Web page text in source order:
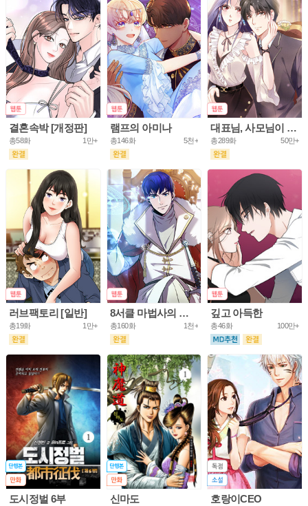
결혼속박 [개정판]
총58화 1만+
램프의 아미나
총146화 5천+
대표님, 사모님이 도망가요
총289화 50만+
러브팩토리 [일반]
총19화 1만+
8서클 마법사의 환생
총160화 1천+
깊고 아득한
총46화 100만+
도시정벌 6부 신마도 호랑이CEO